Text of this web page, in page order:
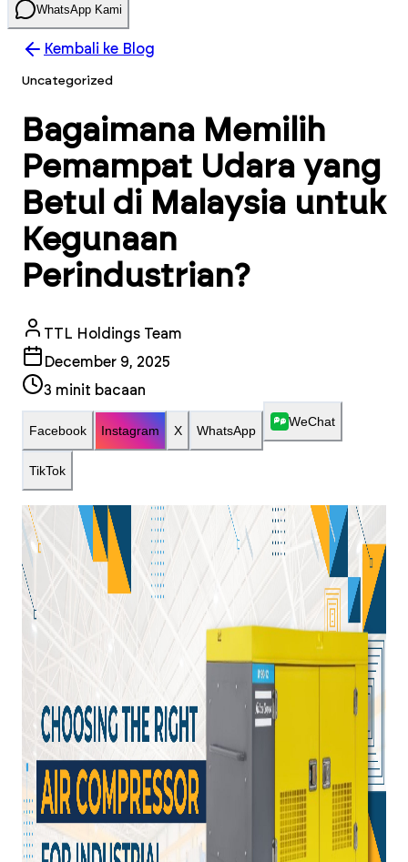
WhatsApp Kami
Kembali ke Blog
Uncategorized
Bagaimana Memilih
Pemampat Udara yang
Betul di Malaysia untuk
Kegunaan
Perindustrian?
TTL Holdings Team
December 9, 2025
3 minit bacaan
Facebook Instagram X WhatsApp
WeChat
TikTok